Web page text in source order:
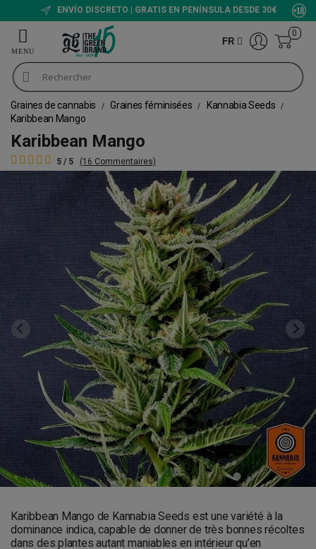
ENVÍO DISCRETO | GRATIS EN PENÍNSULA DESDE 30€
FR
0
Graines de cannabis Graines féminisées
Kannabia Seeds
Karibbean Mango
Karibbean Mango
5 / 5 (16 Commentaires)
Karibbean Mango de Kannabia Seeds est une variété à la
dominance indica, capable de donner de très bonnes récoltes
dans des plantes autant maniables en intérieur qu’en